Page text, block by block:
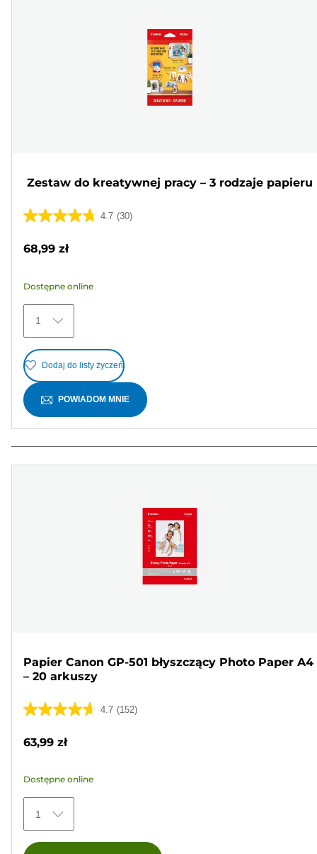
Zestaw do kreatywnej pracy – 3 rodzaje papieru
4.7 (30)
4.7
5
30
Recenzji
68,99 zł
Dostępne online
1
Dodaj do listy życzeń
POWIADOM MNIE
Papier Canon GP-501 błyszczący Photo Paper A4
– 20 arkuszy
4.7 (152)
4.7
5
152
Recenzji
63,99 zł
Dostępne online
1